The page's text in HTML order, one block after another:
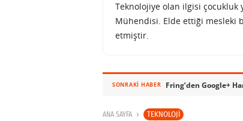
Teknolojiye olan ilgisi çocukluk
Mühendisi. Elde ettiği mesleki
etmiştir.
SONRAKI HABER Fring’den Google+
ANA SAYFA TEKNOLOJI